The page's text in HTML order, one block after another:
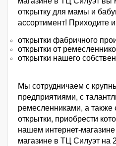
открытку для мамы и
ассортимент! Приходите
открытки фабричного
открытки от
открытки нашего
Мы сотрудничаем с
предприятиями, с
ремесленниками, а также
открытки, приобрести
нашем интернет-
магазине в ТЦ Силуэт на